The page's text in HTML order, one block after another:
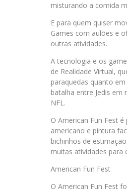
misturando a comida
E para quem quiser
Games com aulões e
outras atividades.
A tecnologia e os
de Realidade Virtual,
paraquedas quanto
batalha entre Jedis em
NFL.
O American Fun Fest
americano e pintura
bichinhos de
muitas atividades para
American Fun Fest
O American Fun Fest